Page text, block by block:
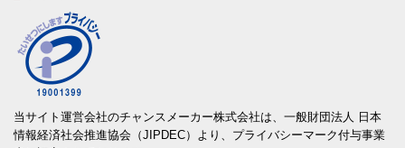
当サイト運営会社のチャンスメーカー株式会社は、一般財団法人 日本
情報経済社会推進協会（JIPDEC）より、プライバシーマーク付与事業